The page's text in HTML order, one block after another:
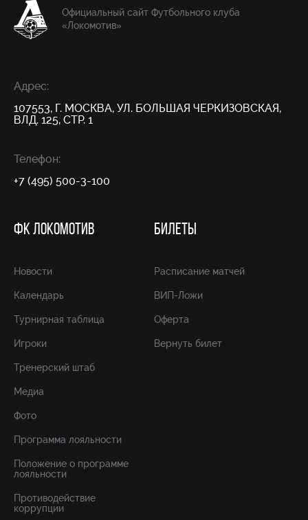
Официальный сайт Футбольного клуба
«Локомотив»
Адрес:
107553, Г. МОСКВА, УЛ. БОЛЬШАЯ ЧЕРКИЗОВСКАЯ,
ВЛД. 125, СТР. 1
Телефон:
+7 (495) 500-3-100
ФК ЛОКОМОТИВ
Новости
Календарь
Турнирная таблица
Игроки
Тренерский штаб
Медиа
Фото
Программа лояльности
Положение о программе
лояльности
Противодействие
коррупции
БИЛЕТЫ
Расписание матчей
ВИП-Ложи
Оферта
Вернуть билет